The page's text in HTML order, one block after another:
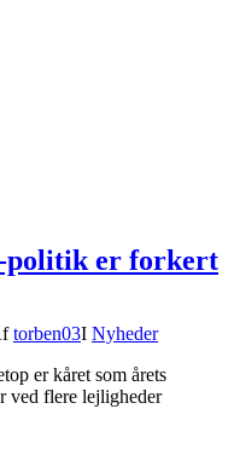
politik er forkert
torben03I Nyheder
er kåret som årets
ved flere lejligheder